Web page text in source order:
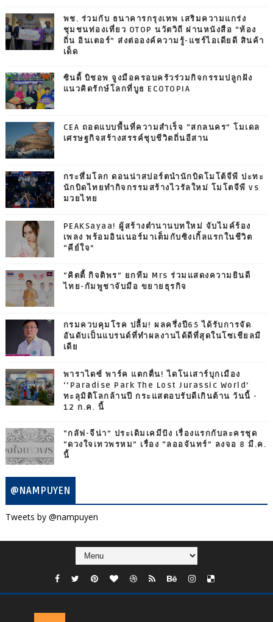
พช. ร่วมกับ ธนาคารกรุงเทพ เสริมความแกร่ง
ชุมชนท่องเที่ยว OTOP นวัตวิถี ผ่านหนังสือ “ท้อง
ถิ่น อินเตอร์” ส่งต่อองค์ความรู้-แชร์ไอเดียดี สินค้า
เด็ด
ซินดี้ บิชอพ จูงมือครอบครัวร่วมกิจกรรมปลูกฝัง
แนวคิดรักษ์โลกที่บูธ ECOTOPIA
CEA ถอดแบบพื้นที่ความสำเร็จ “สกลนคร” โมเดล
เศรษฐกิจสร้างสรรค์ชุบชีวิตถิ่นอีสาน
กระหึ่มโลก ดอนน่าสปอร์ตนำนักบิดโมโต้จีพี ปะทะ
นักบิดไทยทำกิจกรรมสร้างไวรัลใหม่ โมโตจีพี vs
มวยไทย
PEAKSayaa! ผู้สร้างตำนานบทใหม่ จับไมค์ร้อง
เพลง พร้อมอินเนอร์มาเต็มกับซิงเกิ้ลแรกในชีวิต
“คีย์ใจ”
“คิตตี้ กิจติพร” ยกทีม Mrs ร่วมแสดงความยินดี
ไทย-กัมพูชาจับมือ ขยายธุรกิจ
กรมควบคุมโรค ปลื้ม! ผลครึ่งปี65 ได้รับการจัด
อันดับเป็นแบรนด์ที่ทำผลงานได้ดีที่สุดในโซเชียลมี
เดีย
พาราไดซ์ พาร์ค แตกตื่น! ไดโนเสาร์บุกเมือง
‘‘Paradise Park The Lost Jurassic World’
ทะลุมิติโลกล้านปี กระแสตอบรับดีเกินต้าน วันนี้ -
12 ก.ค. นี้
“กลัฟ-จีน่า” ประเดิมเคมีปัง เรื่องแรกกับละครชุด
“ดวงใจเทวพรหม” เรื่อง “ลออจันทร์” ลงจอ 8 มี.ค.
นี้
@NAMPUYEN
Tweets by @nampuyen